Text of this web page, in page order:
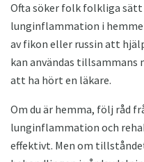
Ofta söker folk folkliga
lunginflammation i
av fikon eller russin att
kan användas tillsammans
att ha hört en läkare.
Om du är hemma, följ råd
lunginflammation och
effektivt. Men om